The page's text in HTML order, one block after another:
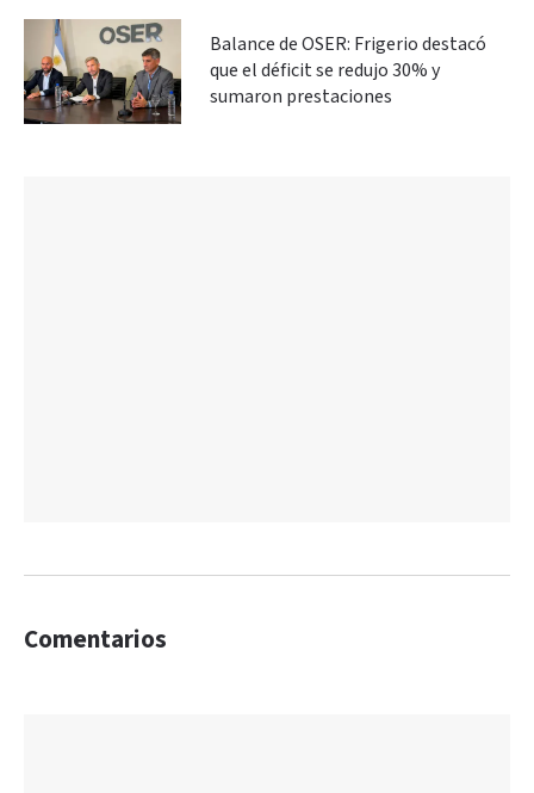
Balance de OSER: Frigerio destacó
que el déficit se redujo 30% y
sumaron prestaciones
Comentarios